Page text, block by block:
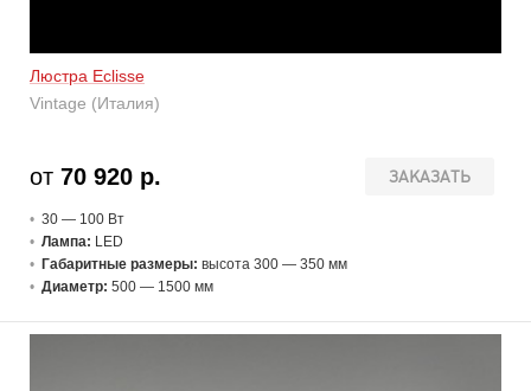
Люстра Eclisse
Vintage (Италия)
ЗАКАЗАТЬ
от 70 920 р.
30 — 100 Вт
Лампа: LED
Габаритные размеры: высота 300 — 350 мм
Диаметр: 500 — 1500 мм